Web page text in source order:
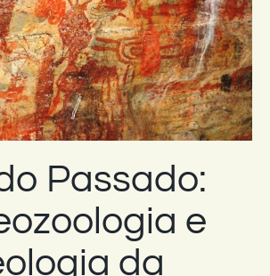
Passado:
e
da